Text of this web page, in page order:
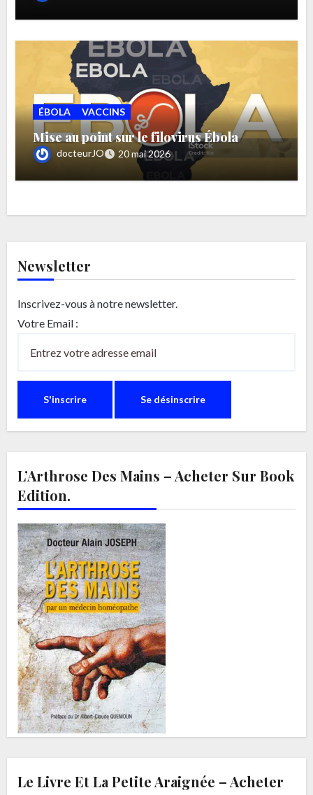
ÉBOLA VACCINS
Mise au point sur le filovirus Ébola
docteurJO 20 mai 2026
Newsletter
Inscrivez-vous à notre newsletter.
Votre Email :
L’Arthrose Des Mains – Acheter Sur Book
Edition.
Le Livre Et La Petite Araignée – Acheter